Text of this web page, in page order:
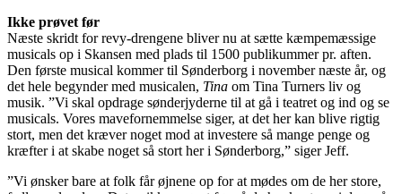
Ikke prøvet før
Næste skridt for revy-drengene bliver nu at sætte kæmpemæssige
musicals op i Skansen med plads til 1500 publikummer pr. aften.
Den første musical kommer til Sønderborg i november næste år, og
det hele begynder med musicalen, Tina om Tina Turners liv og
musik. ”Vi skal opdrage sønderjyderne til at gå i teatret og ind og se
musicals. Vores mavefornemmelse siger, at det her kan blive rigtig
stort, men det kræver noget mod at investere så mange penge og
kræfter i at skabe noget så stort her i Sønderborg,” siger Jeff.
”Vi ønsker bare at folk får øjnene op for at mødes om de her store,